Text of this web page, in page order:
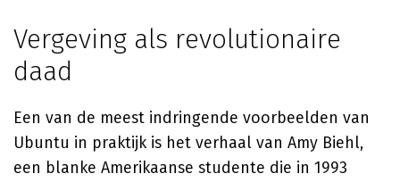
Vergeving als revolutionaire
daad
Een van de meest indringende voorbeelden van
Ubuntu in praktijk is het verhaal van Amy Biehl,
een blanke Amerikaanse studente die in 1993